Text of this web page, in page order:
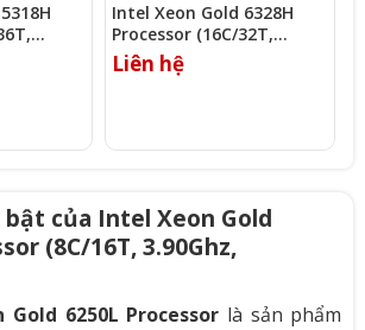
Intel Xeon Gold 6328H
Processor (16C/32T,
2.80Ghz, 22MB)
Liên hệ
của Intel Xeon Gold
(8C/16T, 3.90Ghz,
Gold 6250L Processor là sản phẩm